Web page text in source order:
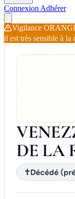
Connexion Adhérer
Vigilance
il est très sensible à la
DE LA
✝Décédé